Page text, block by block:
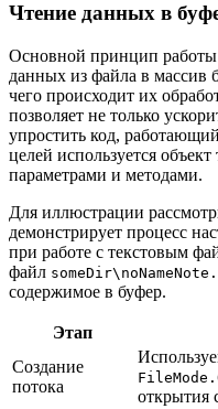
Чтение данных в
Основной принцип работы
данных из файла в массив
чего происходит их
позволяет не только
упростить код,
целей используется объект
параметрами и методами.
Для иллюстрации
демонстрирует процесс
при работе с текстовым
файл
содержимое в буфер.
Этап
Создание
потока
открытия